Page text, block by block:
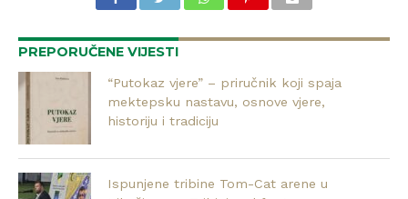
PREPORUČENE VIJESTI
“Putokaz vjere” – priručnik koji spaja
mektepsku nastavu, osnove vjere,
historiju i tradiciju
Ispunjene tribine Tom-Cat arene u